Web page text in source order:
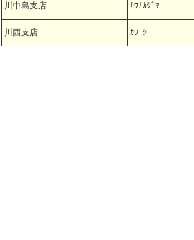
川中島支店 ｶﾜﾅｶｼﾞﾏ
川西支店 ｶﾜﾆｼ